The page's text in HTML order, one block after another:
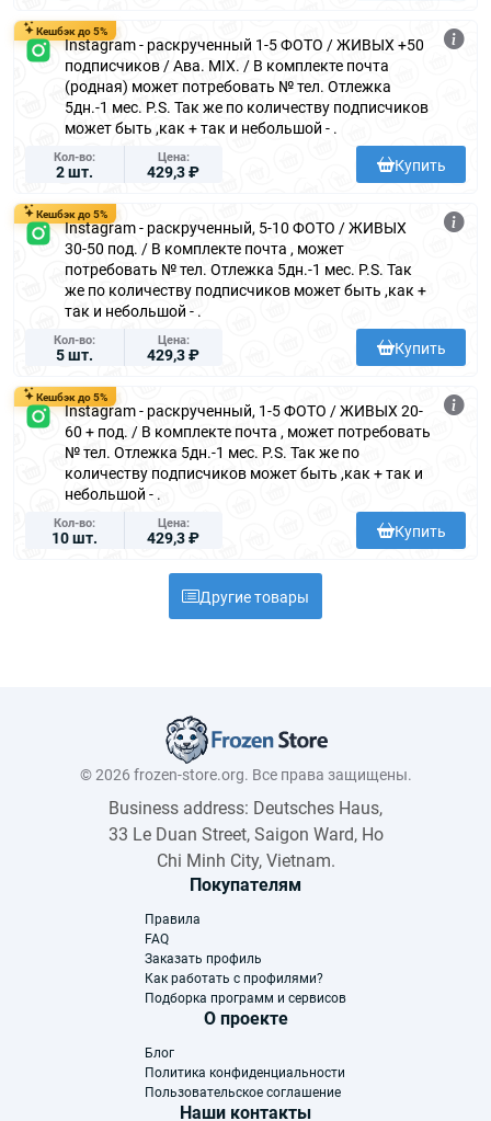
Кешбэк до 5%
Instagram - раскрученный 1-5 ФОТО / ЖИВЫХ +50
подписчиков / Ава. MIX. / В комплекте почта
(родная) может потребовать № тел. Отлежка
5дн.-1 мес. P.S. Так же по количеству подписчиков
может быть ,как + так и небольшой - .
Кол-во
2 шт.
Цена
429,3 ₽ Купить
Кешбэк до 5%
Instagram - раскрученный, 5-10 ФОТО / ЖИВЫХ
30-50 под. / В комплекте почта , может
потребовать № тел. Отлежка 5дн.-1 мес. P.S. Так
же по количеству подписчиков может быть ,как +
так и небольшой - .
Кол-во
5 шт.
Цена
429,3 ₽ Купить
Кешбэк до 5%
Instagram - раскрученный, 1-5 ФОТО / ЖИВЫХ 20-
60 + под. / В комплекте почта , может потребовать
№ тел. Отлежка 5дн.-1 мес. P.S. Так же по
количеству подписчиков может быть ,как + так и
небольшой - .
Кол-во
10 шт.
Цена
429,3 ₽ Купить
Другие товары
© 2026 frozen-store.org. Все права защищены.
Business address: Deutsches Haus,
33 Le Duan Street, Saigon Ward, Ho
Chi Minh City, Vietnam.
Покупателям
Правила
FAQ
Заказать профиль
Как работать с профилями?
Подборка программ и сервисов
О проекте
Блог
Политика конфиденциальности
Пользовательское соглашение
Наши контакты